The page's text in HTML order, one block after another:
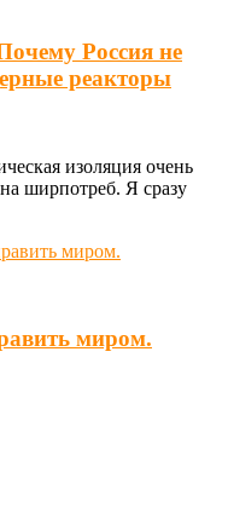
Россия не
реакторы
изоляция очень
ширпотреб. Я сразу
миром.